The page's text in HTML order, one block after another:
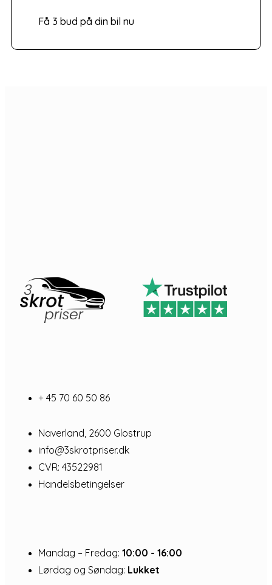
Få 3 bud på din bil nu
+ 45 70 60 50 86
Naverland, 2600 Glostrup
info@3skrotpriser.dk
CVR: 43522981
Handelsbetingelser
Mandag – Fredag: 10:00 - 16:00
Lørdag og Søndag: Lukket